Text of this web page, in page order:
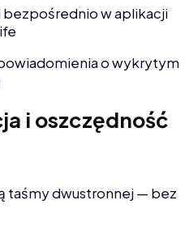
bezpośrednio w aplikacji
o wykrytym
i oszczędność
taśmy dwustronnej — bez